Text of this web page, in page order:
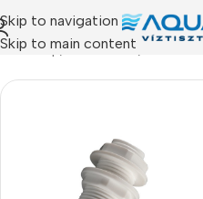
Skip to navigation
Skip to main content
Kezdőlap/Termékeink